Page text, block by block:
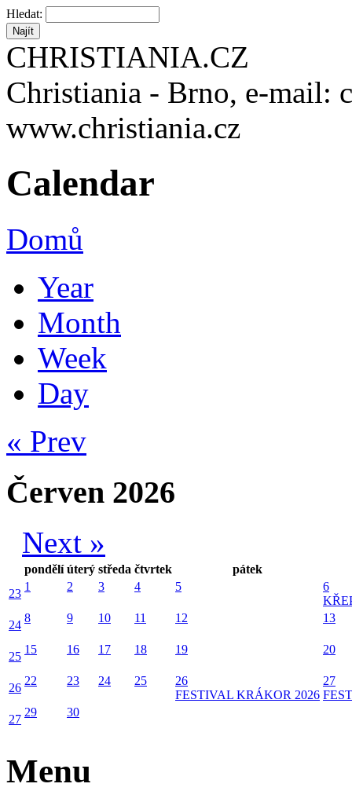
Hledat:
CHRISTIANIA.CZ
Christiania - Brno, e-mail:
www.christiania.cz
Calendar
Domů
Year
Month
Week
Day
« Prev
Červen 2026
Next »
pondělí úterý středa čtvrtek
pátek
23
1 2 3 4 5
6
24
8 9 10 11 12 13
25
15 16 17 18 19 20
26
22 23 24 25
26
FESTIVAL KRÁKOR 2026
27
27
29 30
Menu